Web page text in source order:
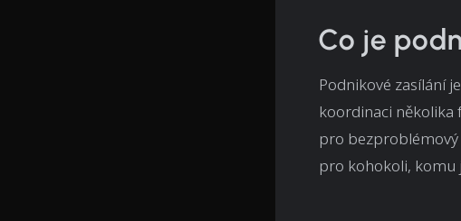
Co je
Podnikové zasílání
koordinaci několika
pro bezproblémový
pro kohokoli, komu